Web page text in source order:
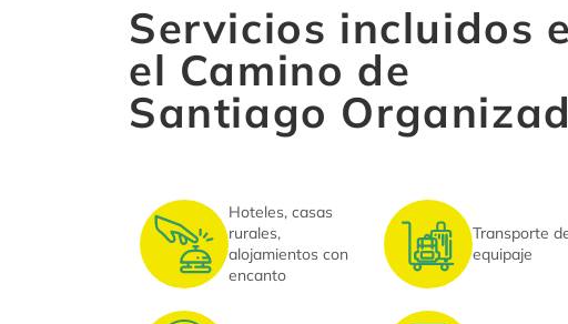
Servicios incluidos
el Camino de
Santiago
Hoteles, casas
rurales,
alojamientos con
encanto
Transporte
equipaje